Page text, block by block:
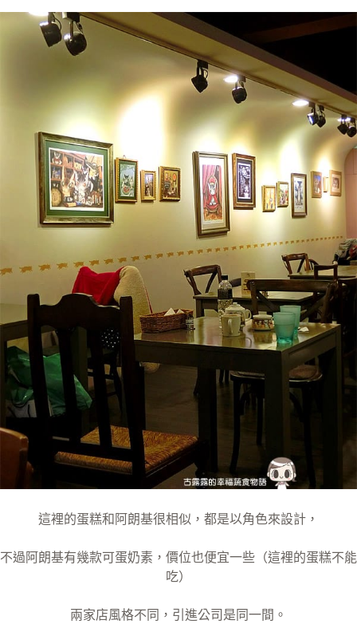
這裡的蛋糕和阿朗基很相似，都是以角色來設計，
不過阿朗基有幾款可蛋奶素，價位也便宜一些（這裡的蛋糕不能
吃）
兩家店風格不同，引進公司是同一間。